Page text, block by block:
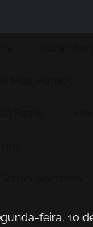
feira, 10